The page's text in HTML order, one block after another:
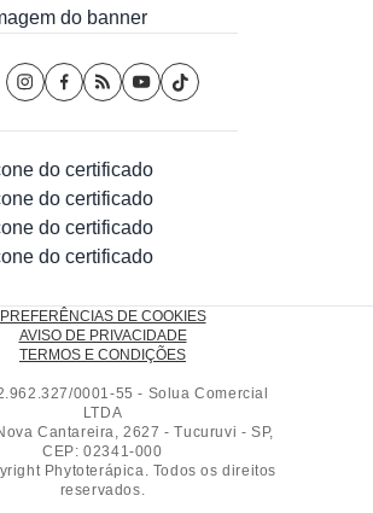
PREFERÊNCIAS DE COOKIES
AVISO DE PRIVACIDADE
TERMOS E CONDIÇÕES
0001-55 - Solua Comercial
LTDA
Cantareira, 2627 - Tucuruvi - SP,
CEP: 02341-000
Phytoterápica. Todos os direitos
reservados.